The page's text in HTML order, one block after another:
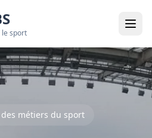
le sport
métiers du sport